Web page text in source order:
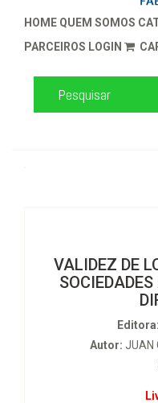
HOME QUEM SOMOS
PARCEIROS LOGIN
VALIDEZ DE
Editora:
Autor: JUAN